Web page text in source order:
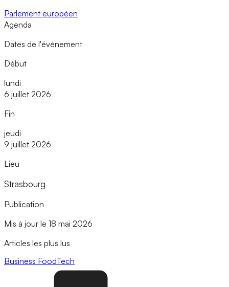
Parlement européen
Agenda
Dates de l'événement
Début
lundi
6 juillet 2026
Fin
jeudi
9 juillet 2026
Lieu
Strasbourg
Publication
Mis à jour le 18 mai 2026
Articles les plus lus
Business FoodTech